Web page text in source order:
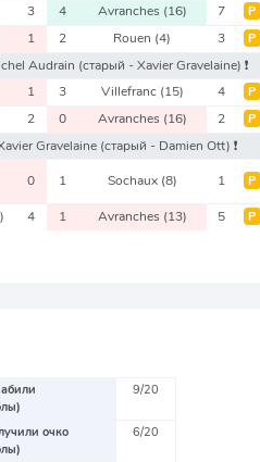
3 4 Avranches (16) 7 Р
1 2 Rouen (4) 3 Р
Audrain (старый - Xavier Gravelaine) ❗️
1 3 Villefranc (15) 4 Р
2 0 Avranches (16) 2 Р
Gravelaine (старый - Damien Ott) ❗️
0 1 Sochaux (8) 1 Р
4 1 Avranches (13) 5 Р
9/20
очко
6/20